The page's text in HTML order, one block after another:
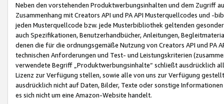
Neben den vorstehenden Produktwerbungsinhalten und dem Zugriff
Zusammenhang mit Creators API und PA API Musterquellcodes und
jeden Musterquellcode bzw. jede Musterbibliothek geltenden
auch Spezifikationen, Benutzerhandbücher, Anleitungen,
denen die für die ordnungsgemäße Nutzung von Creators API und PA
technischen Anforderungen und Test- und Leistungskriterien
verwendete Begriff „Produktwerbungsinhalte“ schließt ausdrücklich
Lizenz zur Verfügung stellen, sowie alle von uns zur Verfügung
ausdrücklich nicht auf Daten, Bilder, Texte oder sonstige
es sich nicht um eine Amazon-Website handelt.